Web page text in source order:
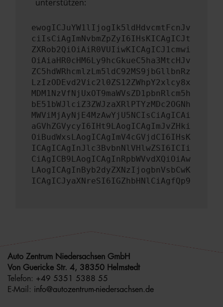
unterstützen:
ewogICJuYW1lIjogIk5ldHdvcmtFcnJv
ciIsCiAgImNvbmZpZyI6IHsKICAgICJt
ZXRob2QiOiAiR0VUIiwKICAgICJ1cmwi
OiAiaHR0cHM6Ly9hcGkueC5ha3MtcHJv
ZC5hdWRhcmlzLm5ldC92MS9jbGllbnRz
LzIzODEvd2Vic2l0ZS12ZWhpY2xlcy8x
MDM1NzVfNjUxOT9maWVsZD1pbnRlcm5h
bE51bWJlciZ3ZWJzaXRlPTYzMDc2OGNh
MWViMjAyNjE4MzAwYjU5NCIsCiAgICAi
aGVhZGVycyI6IHt9LAogICAgImJvZHki
OiBudWxsLAogICAgImV4cGVjdCI6IHsK
ICAgICAgInJlc3BvbnNlVHlwZSI6ICIi
CiAgICB9LAogICAgInRpbWVvdXQiOiAw
LAogICAgInByb2dyZXNzIjogbnVsbCwK
ICAgICJyaXNreSI6IGZhbHNlCiAgfQp9
Auto Zentrum Niedersachsen GmbH
Von Guericke Str. 4, 38350 Helmstedt
Telefon: +49 5351 5388 55
E-Mail: info@autozentrum-niedersachsen.de